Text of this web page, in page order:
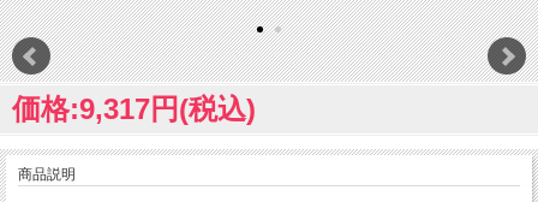
価格:9,317円(税込)
商品説明